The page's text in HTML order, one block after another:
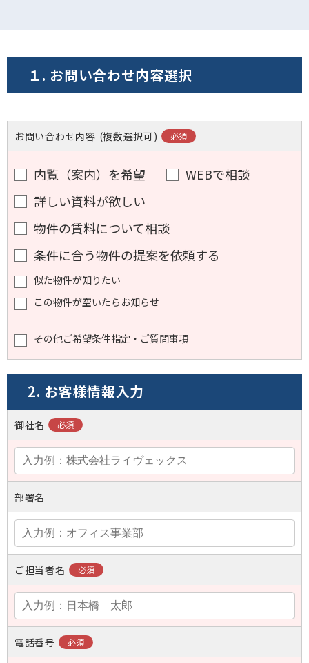
１. お問い合わせ内容選択
お問い合わせ内容 (複数選択可)
内覧（案内）を希望
WEBで相談
詳しい資料が欲しい
物件の賃料について相談
条件に合う物件の提案を依頼する
似た物件が知りたい
この物件が空いたらお知らせ
その他ご希望条件指定・ご質問事項
2. お客様情報入力
御社名
部署名
ご担当者名
電話番号